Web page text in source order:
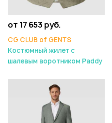
от 17 653 руб.
CG CLUB of GENTS
Костюмный жилет с
шалевым воротником Paddy